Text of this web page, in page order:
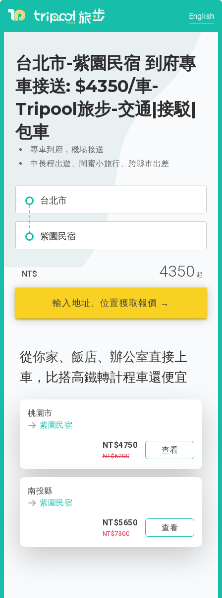
English
台北市-紫園民宿 到府專
車接送: $4350/車-
Tripool旅步-交通|接駁|
包車
專車到府，機場接送
中長程出遊、閨蜜小旅行、跨縣市出差
台北市
紫園民宿
NT$ 4350 起
輸入地址、位置獲取報價 →
從你家、 飯店、 辦公室直接上
車， 比搭高鐵轉計程車還便宜
桃園市
紫園民宿
NT$4750
NT$6200
查看
南投縣
紫園民宿
NT$5650
NT$7300
查看